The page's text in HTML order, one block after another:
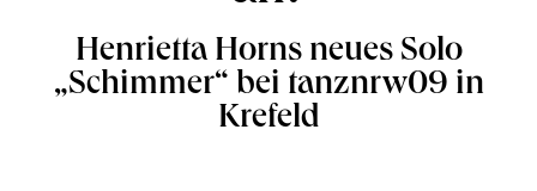
Henrietta Horns neues Solo
„Schimmer“ bei tanznrw09 in
Krefeld